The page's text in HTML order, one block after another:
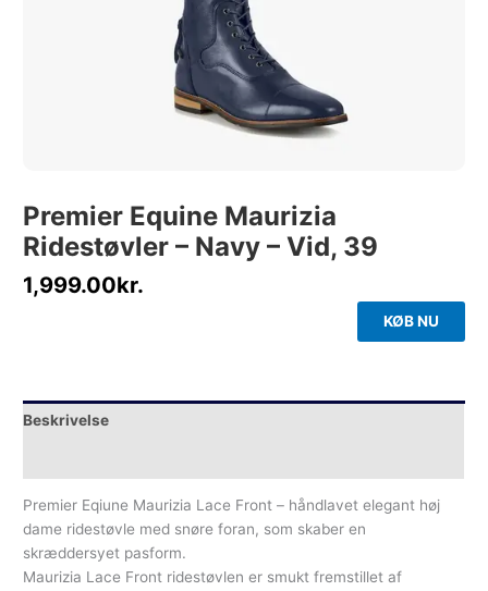
Premier Equine Maurizia
Ridestøvler – Navy – Vid, 39
1,999.00kr.
KØB NU
Beskrivelse
Premier Eqiune Maurizia Lace Front – håndlavet elegant høj
dame ridestøvle med snøre foran, som skaber en
skræddersyet pasform.
Maurizia Lace Front ridestøvlen er smukt fremstillet af